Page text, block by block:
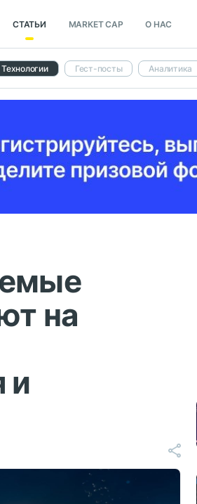
СТАТЬИ MARKET CAP О НАС
Технологии Гест-посты Аналитика
на
и